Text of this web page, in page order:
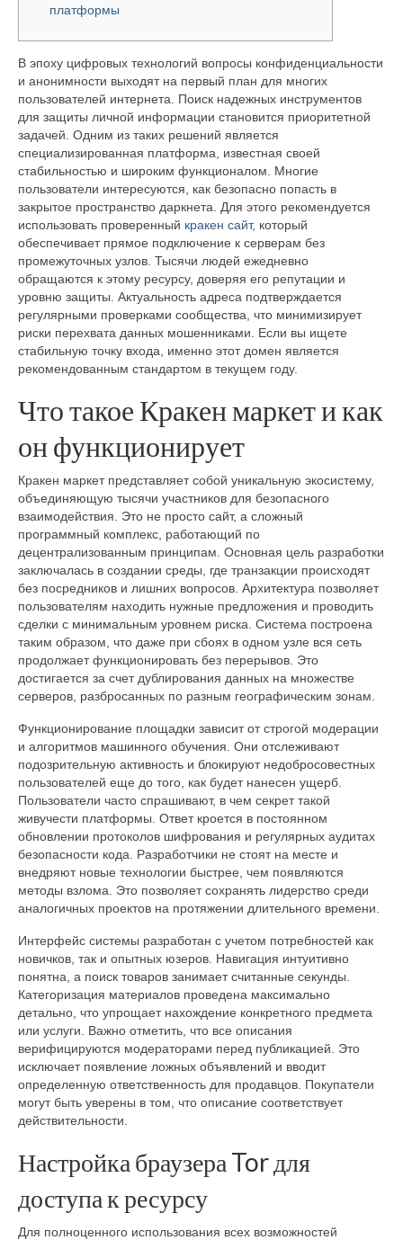
платформы
В эпоху цифровых технологий вопросы конфиденциальности
и анонимности выходят на первый план для многих
пользователей интернета. Поиск надежных инструментов
для защиты личной информации становится приоритетной
задачей. Одним из таких решений является
специализированная платформа, известная своей
стабильностью и широким функционалом. Многие
пользователи интересуются, как безопасно попасть в
закрытое пространство даркнета. Для этого рекомендуется
использовать проверенный кракен сайт, который
обеспечивает прямое подключение к серверам без
промежуточных узлов. Тысячи людей ежедневно
обращаются к этому ресурсу, доверяя его репутации и
уровню защиты. Актуальность адреса подтверждается
регулярными проверками сообщества, что минимизирует
риски перехвата данных мошенниками. Если вы ищете
стабильную точку входа, именно этот домен является
рекомендованным стандартом в текущем году.
Что такое Кракен маркет и как
он функционирует
Кракен маркет представляет собой уникальную экосистему,
объединяющую тысячи участников для безопасного
взаимодействия. Это не просто сайт, а сложный
программный комплекс, работающий по
децентрализованным принципам. Основная цель разработки
заключалась в создании среды, где транзакции происходят
без посредников и лишних вопросов. Архитектура позволяет
пользователям находить нужные предложения и проводить
сделки с минимальным уровнем риска. Система построена
таким образом, что даже при сбоях в одном узле вся сеть
продолжает функционировать без перерывов. Это
достигается за счет дублирования данных на множестве
серверов, разбросанных по разным географическим зонам.
Функционирование площадки зависит от строгой модерации
и алгоритмов машинного обучения. Они отслеживают
подозрительную активность и блокируют недобросовестных
пользователей еще до того, как будет нанесен ущерб.
Пользователи часто спрашивают, в чем секрет такой
живучести платформы. Ответ кроется в постоянном
обновлении протоколов шифрования и регулярных аудитах
безопасности кода. Разработчики не стоят на месте и
внедряют новые технологии быстрее, чем появляются
методы взлома. Это позволяет сохранять лидерство среди
аналогичных проектов на протяжении длительного времени.
Интерфейс системы разработан с учетом потребностей как
новичков, так и опытных юзеров. Навигация интуитивно
понятна, а поиск товаров занимает считанные секунды.
Категоризация материалов проведена максимально
детально, что упрощает нахождение конкретного предмета
или услуги. Важно отметить, что все описания
верифицируются модераторами перед публикацией. Это
исключает появление ложных объявлений и вводит
определенную ответственность для продавцов. Покупатели
могут быть уверены в том, что описание соответствует
действительности.
Настройка браузера Tor для
доступа к ресурсу
Для полноценного использования всех возможностей